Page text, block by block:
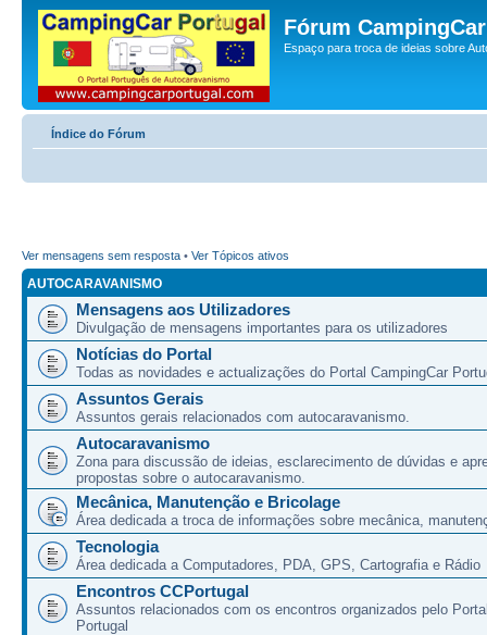
Fórum
Espaço para troca de ideias sobre
Índice do Fórum
Ver mensagens sem resposta • Ver Tópicos ativos
AUTOCARAVANISMO
Mensagens aos Utilizadores
Divulgação de mensagens importantes para os utilizadores
Notícias do Portal
Todas as novidades e actualizações do Portal CampingCar
Assuntos Gerais
Assuntos gerais relacionados com autocaravanismo.
Autocaravanismo
Zona para discussão de ideias, esclarecimento de dúvidas e
propostas sobre o autocaravanismo.
Mecânica, Manutenção e Bricolage
Área dedicada a troca de informações sobre mecânica,
Tecnologia
Área dedicada a Computadores, PDA, GPS, Cartografia e Rádio
Encontros CCPortugal
Assuntos relacionados com os encontros organizados pelo
Portugal